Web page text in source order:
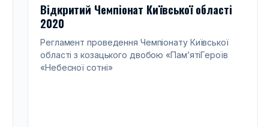
Відкритий Чемпіонат Київської області
2020
Регламент проведення Чемпіонату Київської
області з козацького двобою «Пам’ятіГероїв
«Небесної сотні»